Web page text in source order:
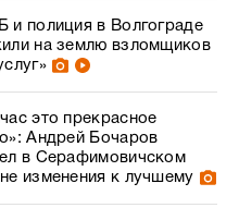
и полиция в Волгограде
на землю взломщиков
это прекрасное
Андрей Бочаров
в Серафимовичском
изменения к лучшему